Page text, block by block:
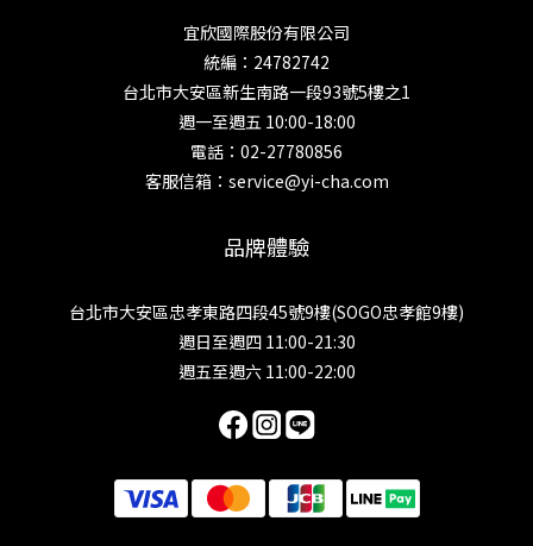
宜欣國際股份有限公司
統編：24782742
台北市大安區新生南路一段93號5樓之1
週一至週五 10:00-18:00
電話：02-27780856
客服信箱：service@yi-cha.com
品牌體驗
台北市大安區忠孝東路四段45號9樓(SOGO忠孝館9樓)
週日至週四 11:00-21:30
週五至週六 11:00-22:00